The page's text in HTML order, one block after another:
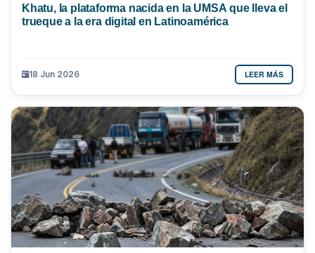
Khatu, la plataforma nacida en la UMSA que lleva el
trueque a la era digital en Latinoamérica
18 Jun 2026 LEER MÁS